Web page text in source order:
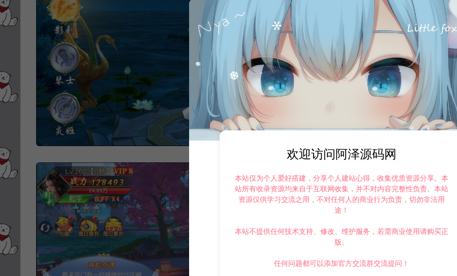
欢迎访问阿泽源码网
本站仅为个人爱好搭建，分享个人建站心得，收集优质资源分享。本
站所有收录资源均来自于互联网收集，并不对内容完整性负责。本站
资源仅供学习交流之用，不对任何人的商业行为负责，切勿非法用
途！
本站不提供任何技术支持、修改、维护服务，若需商业使用请购买正
版。
任何问题都可以添加官方交流群交流提问！